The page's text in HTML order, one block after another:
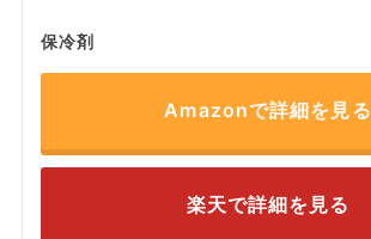
保冷剤
Amazonで詳細を見る
楽天で詳細を見る